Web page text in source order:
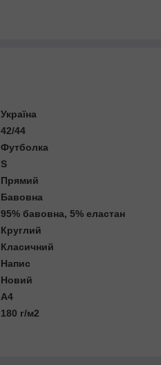
Україна
42/44
Футболка
S
Прямий
Бавовна
95% бавовна, 5% еластан
Круглий
Класичний
Напис
Новий
А4
180 г/м2